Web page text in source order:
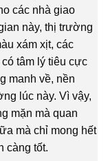
các nhà giao
này, thị trường
xám xịt, các
tâm lý tiêu cực
manh về, nền
lúc này. Vì vậy,
mặn mà quan
mà chỉ mong hết
càng tốt.